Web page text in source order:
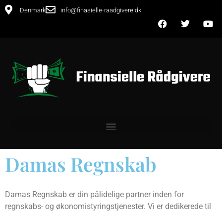
Denmark info@finasielle-raadgivere.dk
Damas Regnskab
Damas Regnskab er din pålidelige partner inden for
regnskabs- og økonomistyringstjenester. Vi er dedikerede til